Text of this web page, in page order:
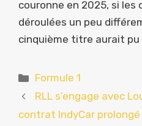
couronne en 2025, si les
déroulées un peu
cinquième titre aurait pu
Catégories
Formule 1
RLL s’engage avec
contrat IndyCar prolongé